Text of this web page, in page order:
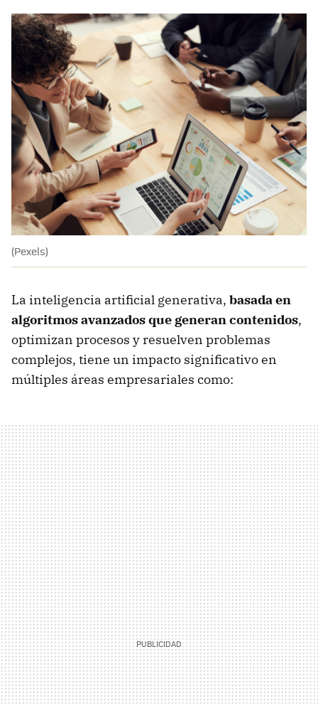
(Pexels)
La inteligencia artificial generativa, basada en
algoritmos avanzados que generan contenidos,
optimizan procesos y resuelven problemas
complejos, tiene un impacto significativo en
múltiples áreas empresariales como: